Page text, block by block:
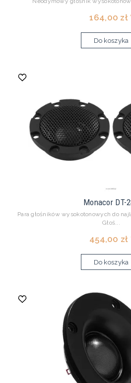
164,00 zł
Do koszyka
Monacor DT-
Para głośników wysokotonowych do
Głoś...
454,00 zł
Do koszyka